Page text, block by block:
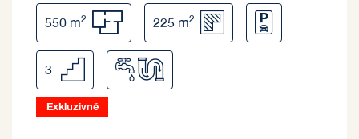
550 m2 225 m2
3
Exkluzivně